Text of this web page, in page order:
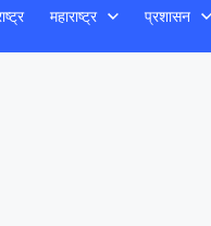
महाराष्ट्र प्रशासन